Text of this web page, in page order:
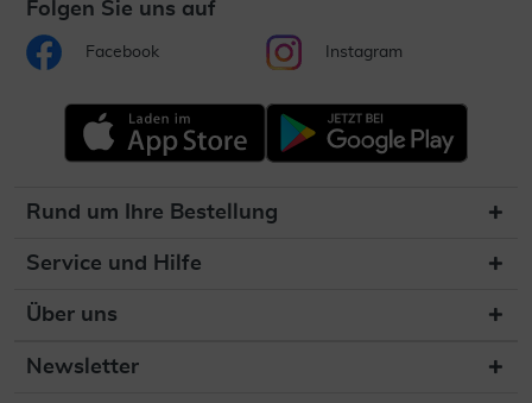
Folgen Sie uns auf
Facebook Instagram
Rund um Ihre Bestellung
Service und Hilfe
Über uns
Newsletter